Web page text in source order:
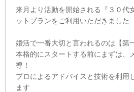
来月より活動を開始される『３０代
ットプランをご利用いただきました
婚活で一番大切と言われるのは【第
本格的にスタートする前にまずは、
導！
プロによるアドバイスと技術を利用
ます